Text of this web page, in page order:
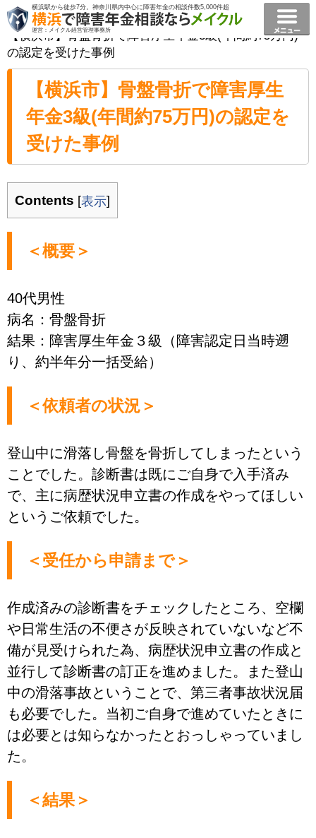
横浜駅から徒歩7分。神奈川県内中心に障害年金の相談件数5,000件超
運営：メイクル経営管理事務所
横浜で障害年金相談ならメイクル障害年金横浜 事例
【横浜市】骨盤骨折で障害厚生年金3級(年間約75万円)
の認定を受けた事例
【横浜市】骨盤骨折で障害厚生
年金3級(年間約75万円)の認定を
受けた事例
Contents [表示]
＜概要＞
40代男性
病名：骨盤骨折
結果：障害厚生年金３級（障害認定日当時遡
り、約半年分一括受給）
＜依頼者の状況＞
登山中に滑落し骨盤を骨折してしまったという
ことでした。診断書は既にご自身で入手済み
で、主に病歴状況申立書の作成をやってほしい
というご依頼でした。
＜受任から申請まで＞
作成済みの診断書をチェックしたところ、空欄
や日常生活の不便さが反映されていないなど不
備が見受けられた為、病歴状況申立書の作成と
並行して診断書の訂正を進めました。また登山
中の滑落事故ということで、第三者事故状況届
も必要でした。当初ご自身で進めていたときに
は必要とは知らなかったとおっしゃっていまし
た。
＜結果＞